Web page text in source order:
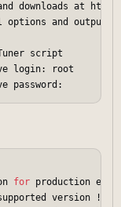
downloads at
options and output
script
login: root
for production
version !